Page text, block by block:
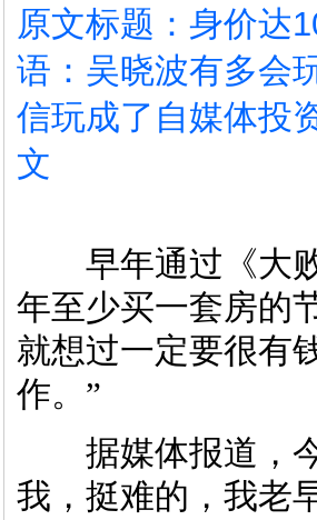
原文标题：身价达
语：吴晓波有多会
信玩成了自媒体投
文
早年通过《大败
年至少买一套房的
就想过一定要很有
作。”
据媒体报道，今
我，挺难的，我老